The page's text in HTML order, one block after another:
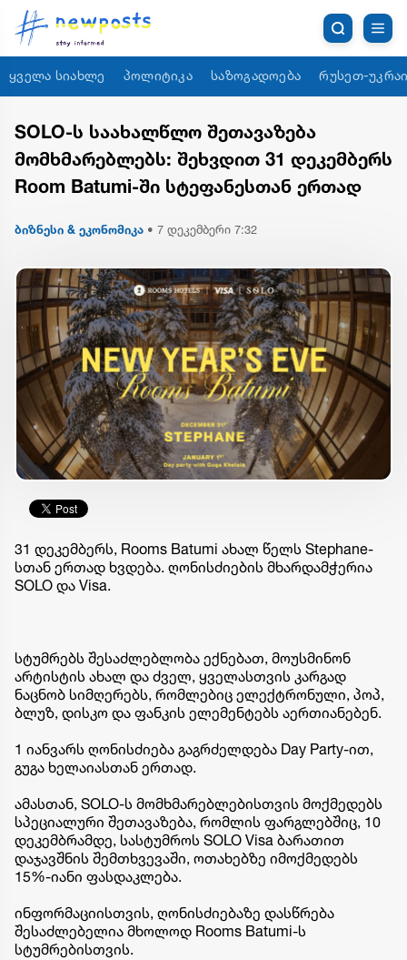
ყველა სიახლე პოლიტიკა საზოგადოება რუსეთ-
SOLO-ს საახალწლო შეთავაზება
მომხმარებლებს: შეხვდით 31 დეკემბერს
Room Batumi-ში სტეფანესთან ერთად
ბიზნესი & ეკონომიკა • 7 დეკემბერი 7:32
31 დეკემბერს, Rooms Batumi ახალ წელს Stephane-
სთან ერთად ხვდება. ღონისძიების მხარდამჭერია
SOLO და Visa.
სტუმრებს შესაძლებლობა ექნებათ, მოუსმინონ
არტისტის ახალ და ძველ, ყველასთვის კარგად
ნაცნობ სიმღერებს, რომლებიც ელექტრონული, პოპ,
ბლუზ, დისკო და ფანკის ელემენტებს აერთიანებენ.
1 იანვარს ღონისძიება გაგრძელდება Day Party-ით,
გუგა ხელაიასთან ერთად.
ამასთან, SOLO-ს მომხმარებლებისთვის მოქმედებს
სპეციალური შეთავაზება, რომლის ფარგლებშიც, 10
დეკემბრამდე, სასტუმროს SOLO Visa ბარათით
დაჯავშნის შემთხვევაში, ოთახებზე იმოქმედებს
15%-იანი ფასდაკლება.
ინფორმაციისთვის, ღონისძიებაზე დასწრება
შესაძლებელია მხოლოდ Rooms Batumi-ს
სტუმრებისთვის.